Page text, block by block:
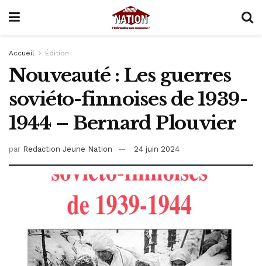
Accueil Édition
Nouveauté : Les guerres
soviéto-finnoises de 1939-
1944 – Bernard Plouvier
par Redaction Jeune Nation 24 juin 2024